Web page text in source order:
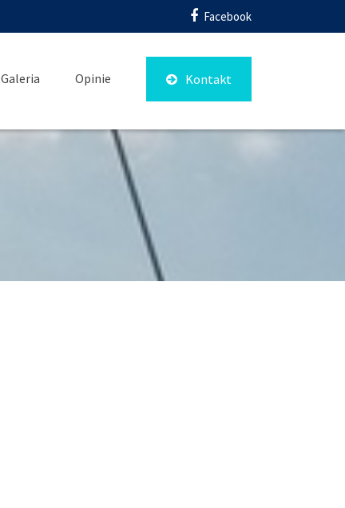
Facebook
Kontakt
Galeria Opinie